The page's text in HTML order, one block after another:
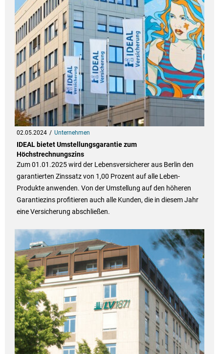
02.05.2024 Unternehmen
IDEAL bietet Umstellungsgarantie zum
Höchstrechnungszins
Zum 01.01.2025 wird der Lebensversicherer aus Berlin den
garantierten Zinssatz von 1,00 Prozent auf alle Leben-
Produkte anwenden. Von der Umstellung auf den höheren
Garantiezins profitieren auch alle Kunden, die in diesem Jahr
eine Versicherung abschließen.